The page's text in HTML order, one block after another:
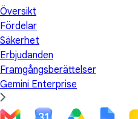
Översikt
Fördelar
Säkerhet
Erbjudanden
Framgångsberättelser
Gemini Enterprise